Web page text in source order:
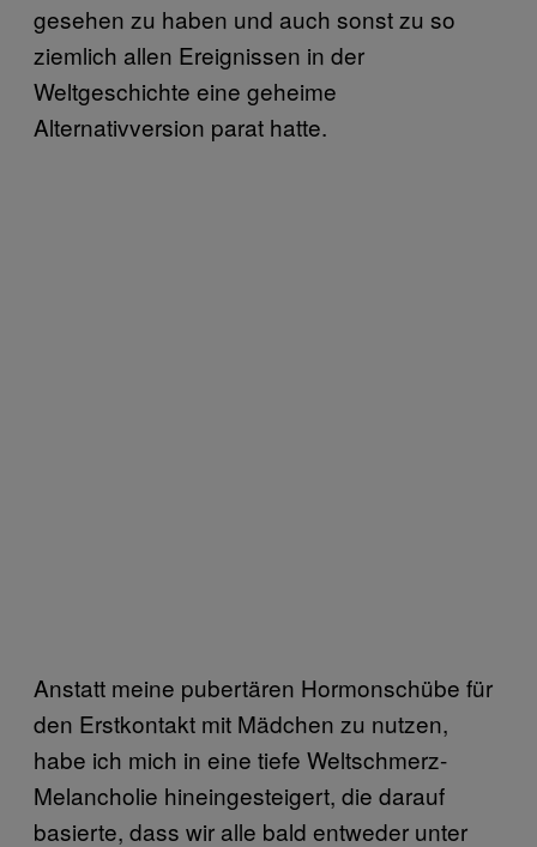
gesehen zu haben und auch sonst zu so
ziemlich allen Ereignissen in der
Weltgeschichte eine geheime
Alternativversion parat hatte.
Anstatt meine pubertären Hormonschübe für
den Erstkontakt mit Mädchen zu nutzen,
habe ich mich in eine tiefe Weltschmerz-
Melancholie hineingesteigert, die darauf
basierte, dass wir alle bald entweder unter